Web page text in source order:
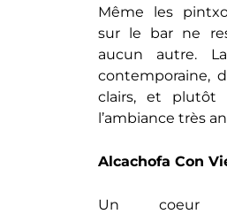
Même les
sur le bar ne
aucun autre.
contemporaine,
clairs, et plutôt
l’ambiance très
Alcachofa Con
Un coeur